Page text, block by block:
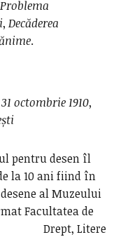
Problema
, Decăderea
.
octombrie 1910,
pentru desen îl
la 10 ani fiind în
al Muzeului
Facultatea de
Drept, Litere